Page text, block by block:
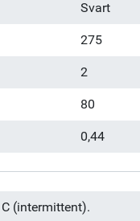
Svart
275
2
80
0,44
(intermittent).